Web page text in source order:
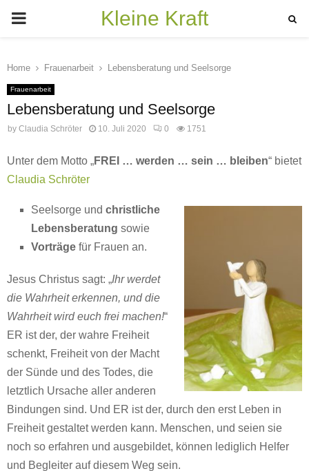
PRIMARY
Kleine Kraft
Home Frauenarbeit Lebensberatung und Seelsorge
Frauenarbeit
Lebensberatung und Seelsorge
by Claudia Schröter 10. Juli 2020 0 1751
Unter dem Motto „FREI … werden … sein … bleiben“ bietet
Claudia Schröter
Seelsorge und christliche
Lebensberatung sowie
Vorträge für Frauen an.
Jesus Christus sagt: „Ihr werdet
die Wahrheit erkennen, und die
Wahrheit wird euch frei machen!“
ER ist der, der wahre Freiheit
schenkt, Freiheit von der Macht
der Sünde und des Todes, die
letztlich Ursache aller anderen
Bindungen sind. Und ER ist der, durch den erst Leben in
Freiheit gestaltet werden kann. Menschen, und seien sie
noch so erfahren und ausgebildet, können lediglich Helfer
und Begleiter auf diesem Weg sein.